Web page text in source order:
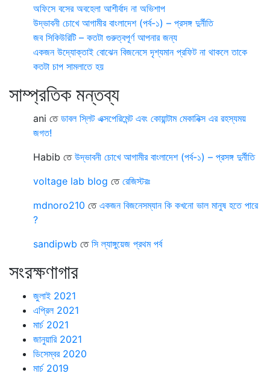
অফিসে বসের অবহেলা আশীর্বাদ না অভিশাপ
উদ্ভাবনী চোখে আগামীর বাংলাদেশ (পর্ব-১) – প্রসঙ্গ দুর্নীতি
জব সিকিউরিটি – কতটা গুরুত্বপূর্ণ আপনার জন্য
একজন উদ্যোক্তাই বোঝেন বিজনেসে দৃশ্যমান প্রফিট না থাকলে তাকে
কতটা চাপ সামলাতে হয়
সাম্প্রতিক মন্তব্য
ani তে ডাবল স্লিট এক্সপেরিমেন্ট এবং কোয়ান্টাম মেকানিক্স এর রহস্যময়
জগত!
Habib তে উদ্ভাবনী চোখে আগামীর বাংলাদেশ (পর্ব-১) – প্রসঙ্গ দুর্নীতি
voltage lab blog তে রেজিস্টরঃ
mdnoro210 তে একজন বিজনেসম্যান কি কখনো ভাল মানুষ হতে পারে
?
sandipwb তে সি ল্যাঙ্গুয়েজ প্রথম পর্ব
সংরক্ষণাগার
জুলাই 2021
এপ্রিল 2021
মার্চ 2021
জানুয়ারি 2021
ডিসেম্বর 2020
মার্চ 2019